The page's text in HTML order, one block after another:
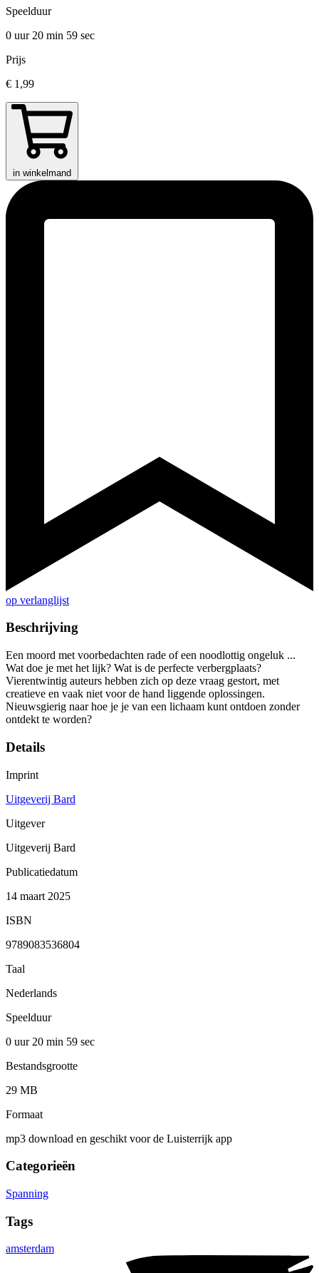
Speelduur
0 uur 20 min 59 sec
Prijs
€ 1,99
in winkelmand
op verlanglijst
Beschrijving
Een moord met voorbedachten rade of een noodlottig ongeluk ...
Wat doe je met het lijk? Wat is de perfecte verbergplaats?
Vierentwintig auteurs hebben zich op deze vraag gestort, met
creatieve en vaak niet voor de hand liggende oplossingen.
Nieuwsgierig naar hoe je je van een lichaam kunt ontdoen zonder
ontdekt te worden?
Details
Imprint
Uitgeverij Bard
Uitgever
Uitgeverij Bard
Publicatiedatum
14 maart 2025
ISBN
9789083536804
Taal
Nederlands
Speelduur
0 uur 20 min 59 sec
Bestandsgrootte
29 MB
Formaat
mp3 download en geschikt voor de Luisterrijk app
Categorieën
Spanning
Tags
amsterdam